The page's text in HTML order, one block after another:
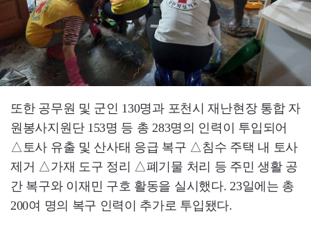
또한 공무원 및 군인 130명과 포천시 재난현장 통합 자
원봉사지원단 153명 등 총 283명의 인력이 투입되어
△토사 유출 및 산사태 응급 복구 △침수 주택 내 토사
제거 △가재 도구 정리 △폐기물 처리 등 주민 생활 공
간 복구와 이재민 구호 활동을 실시했다. 23일에는 총
200여 명의 복구 인력이 추가로 투입됐다.